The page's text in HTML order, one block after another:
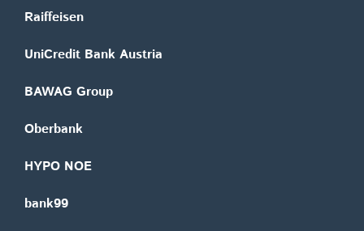
Raiffeisen
UniCredit Bank Austria
BAWAG Group
Oberbank
HYPO NOE
bank99